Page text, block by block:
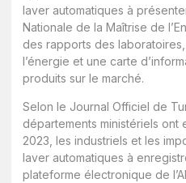
laver automatiques à
Nationale de la Maîtrise de
des rapports des
l’énergie et une carte
produits sur le marché.
Selon le Journal Officiel de
départements ministériels
2023, les industriels et les
laver automatiques à
plateforme électronique de